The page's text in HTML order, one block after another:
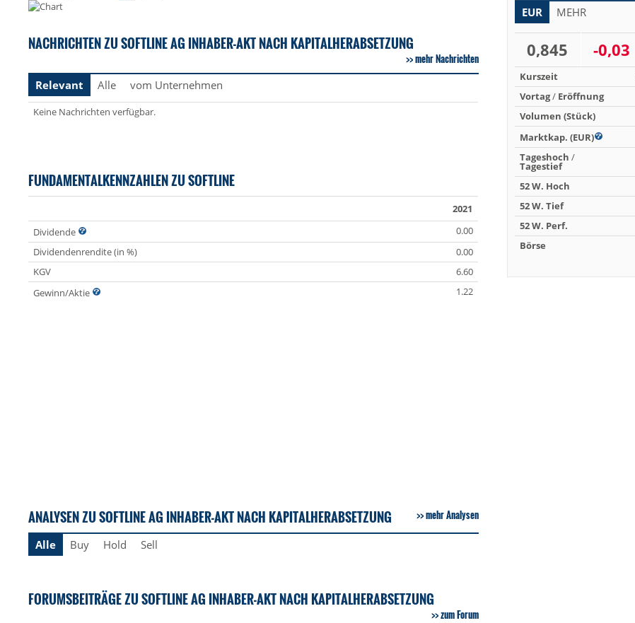
NACHRICHTEN ZU SOFTLINE AG INHABER-AKT NACH KAPITALHERABSETZUNG
mehr Nachrichten
Relevant
Alle vom Unternehmen
Keine Nachrichten verfügbar.
FUNDAMENTALKENNZAHLEN ZU SOFTLINE
2021
Dividende
0.00
Dividendenrendite (in %)
0.00
KGV
6.60
Gewinn/Aktie
1.22
ANALYSEN ZU SOFTLINE AG INHABER-AKT NACH KAPITALHERABSETZUNG mehr Analysen
Alle Buy Hold Sell
FORUMSBEITRÄGE ZU SOFTLINE AG INHABER-AKT NACH KAPITALHERABSETZUNG
zum Forum
EUR MEHR
0,845 -0,03
Kurszeit
Vortag/ Eröffnung
Volumen (Stück)
Marktkap. (EUR)
Tageshoch /
Tagestief
52 W. Hoch
52 W. Tief
52 W. Perf.
Börse